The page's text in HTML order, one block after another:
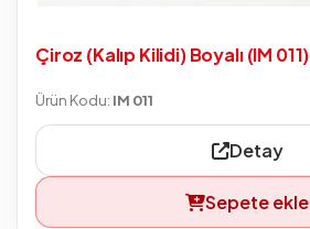
Çiroz (Kalıp Kilidi) Boyalı (IM 011)
Ürün Kodu: IM 011
Detay
Sepete ekle